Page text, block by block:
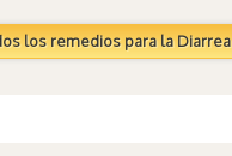
los remedios para la Diarrea